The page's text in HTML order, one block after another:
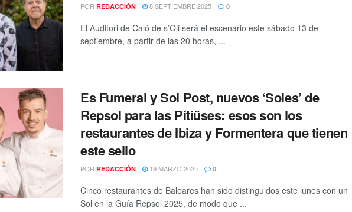
POR REDACCIÓN 8 SEPTIEMBRE 2025 0
El Auditori de Caló de s’Oli será el escenario este sábado 13 de
septiembre, a partir de las 20 horas, ...
Es Fumeral y Sol Post, nuevos ‘Soles’ de
Repsol para las Pitiüses: esos son los
restaurantes de Ibiza y Formentera que tienen
este sello
POR REDACCIÓN 19 MARZO 2025 0
Cinco restaurantes de Baleares han sido distinguidos este lunes con un
Sol en la Guía Repsol 2025, de modo que ...